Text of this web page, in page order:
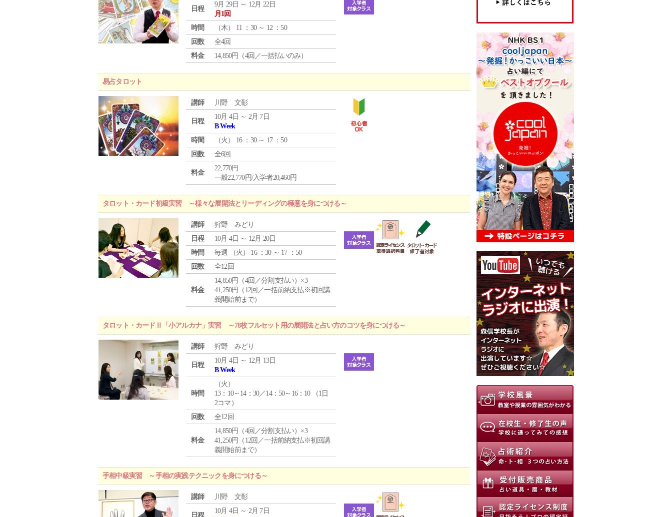
日程
9月 29日 ～ 12月 22日
月1回
時間
（木） 11 ：30 ～ 12 ：50
回数
全4回
料金
14,850円（4回／一括払いのみ）
易占タロット
講師 川野 文彰
日程
10月 4日 ～ 2月 7日
B Week
時間
（火 ） 16 ：30 ～ 17 ：50
回数
全6回
料金
22,770円
一般22,770円/入学者20,460円
タロット・カード初級実習 ～様々な展開法とリーディングの極意を身につける～
講師
狩野 みどり
日程
10月 4日 ～ 12月 20日
時間
毎週 （火 ） 16 ：30 ～ 17 ：50
回数
全12回
料金
14,850円（4回／分割支払い）×3
41,250円（12回／一括前納支払※初回講
義開始前まで）
タロット・カードⅡ「小アルカナ」実習 ～78枚フルセット用の展開法と占い方のコツを身につける～
講師 狩野 みどり
日程
10月 4日 ～ 12月 13日
B Week
時間
（火 ）
13：10～14：30／14：50～16：10 （1日
2コマ）
回数
全12回
料金
14,850円（4回／分割支払い）×3
41,250円（12回／一括前納支払※初回講
義開始前まで）
手相中級実習 ～手相の実践テクニックを身につける～
講師 川野 文彰
日程
10月 4日 ～ 2月 7日